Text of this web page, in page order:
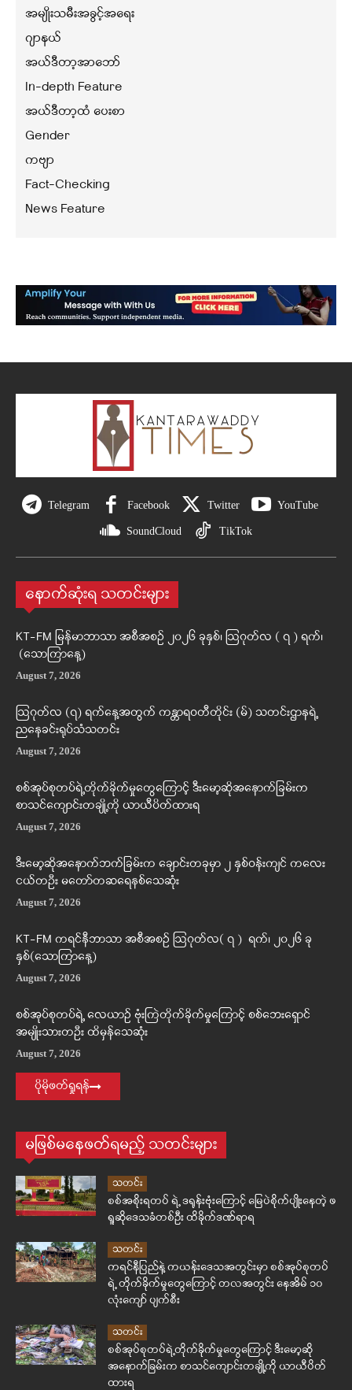
အမျိုးသမီးအခွင့်အရေး
ဂျာနယ်
အယ်ဒီတာ့အာဘော်
In-depth Feature
အယ်ဒီတာ့ထံ ပေးစာ
Gender
ကဗျာ
Fact-Checking
News Feature
Telegram Facebook Twitter YouTube
SoundCloud TikTok
နောက်ဆုံးရ သတင်းများ
KT-FM မြန်မာဘာသာ အစီအစဉ် ၂၀၂၆ ခုနှစ်၊ ဩဂုတ်လ ( ၇ ) ရက်၊
(သောကြာနေ့)
August 7, 2026
ဩဂုတ်လ (၇) ရက်နေ့အတွက် ကန္တာရဝတီတိုင်း (မ်) သတင်းဌာနရဲ့
ညနေခင်းရုပ်သံသတင်း
August 7, 2026
စစ်အုပ်စုတပ်ရဲ့တိုက်ခိုက်မှုတွေကြောင့် ဒီးမော့ဆိုအနောက်ခြမ်းက
စာသင်ကျောင်းတချို့ကို ယာယီပိတ်ထားရ
August 7, 2026
ဒီးမော့ဆိုအနောက်ဘက်ခြမ်းက ချောင်းတခုမှာ ၂ နှစ်ဝန်းကျင် ကလေး
ငယ်တဦး မတော်တဆရေနစ်သေဆုံး
August 7, 2026
KT-FM ကရင်နီဘာသာ အစီအစဉ် ဩဂုတ်လ( ၇ ) ရက်၊ ၂၀၂၆ ခု
နှစ်(သောကြာနေ့)
August 7, 2026
စစ်အုပ်စုတပ်ရဲ့ လေယာဉ် ဗုံးကြဲတိုက်ခိုက်မှုကြောင့် စစ်ဘေးရှောင်
အမျိုးသားတဦး ထိမှန်သေဆုံး
August 7, 2026
ပိုမိုဖတ်ရှုရန်
မဖြစ်မနေဖတ်ရမည့် သတင်းများ
သတင်း
စစ်အစိုးရတပ် ရဲ့ ဒရုန်းဗုံးကြောင့် မြေပဲစိုက်ပျိုးနေတဲ့ ဖ
ရူဆိုဒေသခံတစ်ဦး ထိခိုက်ဒဏ်ရာရ
သတင်း
ကရင်နီပြည်နဲ့ ကယန်းဒေသအတွင်းမှာ စစ်အုပ်စုတပ်
ရဲ့ တိုက်ခိုက်မှုတွေကြောင့် တလအတွင်း နေအိမ် ၁၀
လုံးကျော် ပျက်စီး
သတင်း
စစ်အုပ်စုတပ်ရဲ့တိုက်ခိုက်မှုတွေကြောင့် ဒီးမော့ဆို
အနောက်ခြမ်းက စာသင်ကျောင်းတချို့ကို ယာယီပိတ်
ထားရ